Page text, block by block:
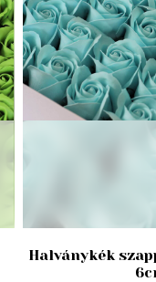
Halványkék